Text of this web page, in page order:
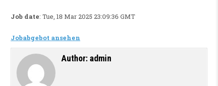
Job date: Tue, 18 Mar 2025 23:09:36 GMT
Jobabgebot ansehen
Author: admin